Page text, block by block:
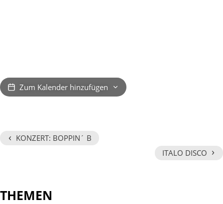
Zum Kalender hinzufügen
‹ KONZERT: BOPPIN´ B
ITALO DISCO ›
THEMEN